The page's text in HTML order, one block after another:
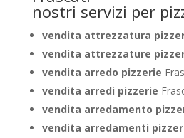
nostri servizi per
vendita attrezzatura
vendita attrezzature
vendita arredo pizzerie
vendita arredi pizzerie
vendita arredamento
vendita arredamenti